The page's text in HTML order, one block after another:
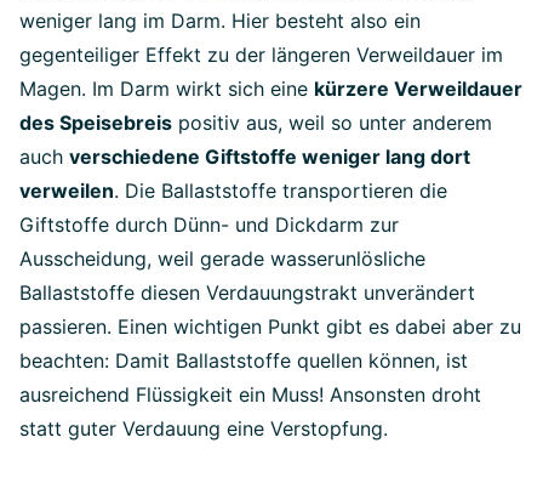
weniger lang im Darm. Hier besteht also ein
gegenteiliger Effekt zu der längeren Verweildauer im
Magen. Im Darm wirkt sich eine kürzere Verweildauer
des Speisebreis positiv aus, weil so unter anderem
auch verschiedene Giftstoffe weniger lang dort
verweilen. Die Ballaststoffe transportieren die
Giftstoffe durch Dünn- und Dickdarm zur
Ausscheidung, weil gerade wasserunlösliche
Ballaststoffe diesen Verdauungstrakt unverändert
passieren. Einen wichtigen Punkt gibt es dabei aber zu
beachten: Damit Ballaststoffe quellen können, ist
ausreichend Flüssigkeit ein Muss! Ansonsten droht
statt guter Verdauung eine Verstopfung.